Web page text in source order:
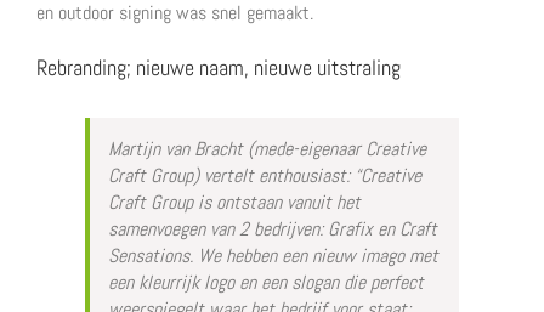
en outdoor signing was snel gemaakt.
Rebranding; nieuwe naam, nieuwe uitstraling
Martijn van Bracht (mede-eigenaar Creative
Craft Group) vertelt enthousiast: “Creative
Craft Group is ontstaan vanuit het
samenvoegen van 2 bedrijven: Grafix en Craft
Sensations. We hebben een nieuw imago met
een kleurrijk logo en een slogan die perfect